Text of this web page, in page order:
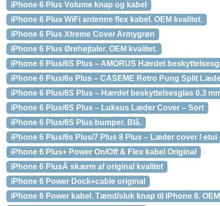
iPhone 6 Plus Volume knap og kabel
iPhone 6 Plus WiFi antenne flex kabel. OEM kvalitet.
iPhone 6 Plus Xtreme Cover Armygrøn
iPhone 6 Plus Ørehøjtaler. OEM kvalitet.
iPhone 6 Plus/6S Plus – AMORUS Hærdet
iPhone 6 Plus/6s Plus – CASEME Retro Pung Split
iPhone 6 Plus/6S Plus – Hærdet beskyttelsesglas 0.3
iPhone 6 Plus/6S Plus – Luksus Læder Cover – Sort
iPhone 6 Plus/6S Plus bumper. Blå.
iPhone 6 Plus/6s Plus/7 Plus 8 Plus – Læder cover / etui
iPhone 6 Plus+ Power On/Off & Flex kabel Original
iPhone 6 PlusÂ skærm af original kvalitet
iPhone 6 Power Dock+cable original
iPhone 6 Power kabel. Tænd/sluk knap til iPhone 6.